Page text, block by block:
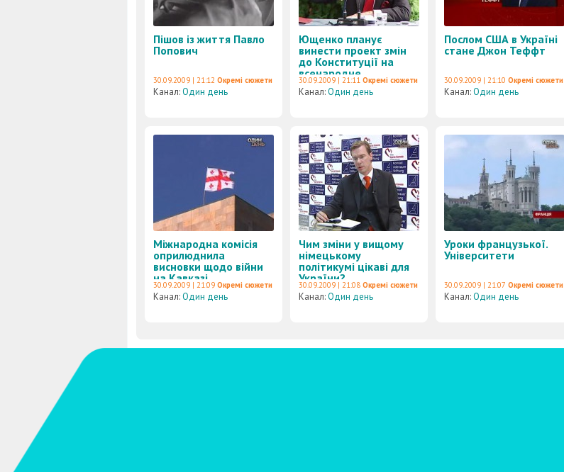
Пішов із життя Павло
Попович
30.09.2009 | 21:12 Окремі сюжети
Канал:Один день
Ющенко планує
винести проект змін
до Конституції на
всенародне
обговорення
30.09.2009 | 21:11 Окремі сюжети
Канал:Один день
Послом США в Україні
стане Джон Теффт
30.09.2009 | 21:10 Окремі сюжети
Канал:Один день
Міжнародна комісія
оприлюднила
висновки щодо війни
на Кавказі
30.09.2009 | 21:09 Окремі сюжети
Канал:Один день
Чим зміни у вищому
німецькому
політикумі цікаві для
України?
30.09.2009 | 21:08 Окремі сюжети
Канал:Один день
Уроки французької.
Університети
30.09.2009 | 21:07 Окремі сюжети
Канал:Один день